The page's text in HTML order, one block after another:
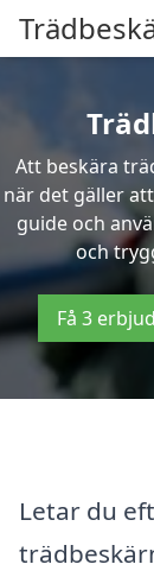
Att beskära
när det gäller
guide och
och
Få 3
Letar du